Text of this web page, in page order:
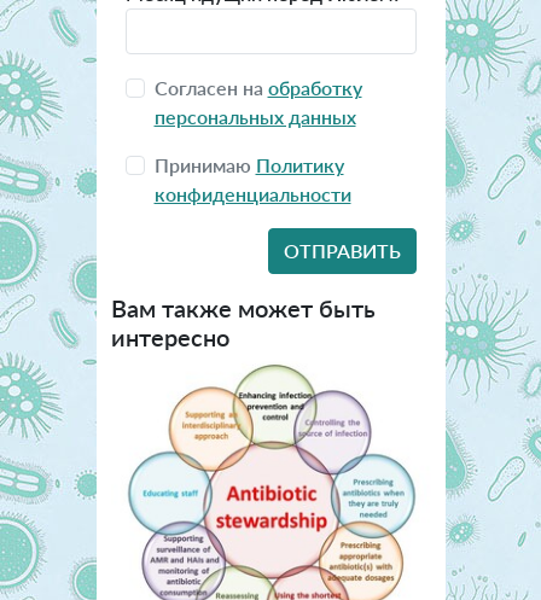
Согласен на обработку
персональных данных
Принимаю Политику
конфиденциальности
Вам также может быть
интересно